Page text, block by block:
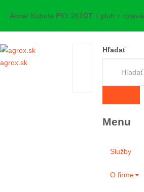
Akcia! Kubota EK1 261DT + pluh +
agrox.sk
Hľadať
Menu
Služby
O firme